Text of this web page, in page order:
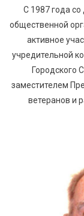
С 1987 года со
общественной
активное
учредительной
Городского
заместителем
ветеранов и